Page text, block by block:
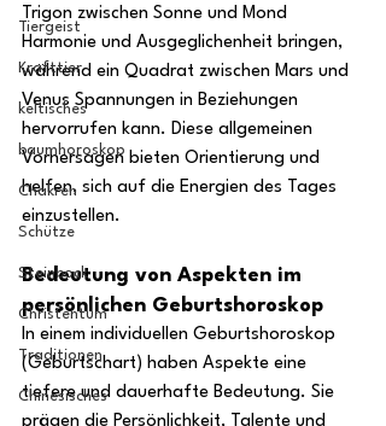
Tiergeist
Krafttier
keltisches
baumhoroskop
Chakren
Schütze
Steinbock
Christentum
Traditionen
Chinesisches
Trigon zwischen Sonne und Mond
Harmonie und Ausgeglichenheit bringen,
während ein Quadrat zwischen Mars und
Venus Spannungen in Beziehungen
hervorrufen kann. Diese allgemeinen
Vorhersagen bieten Orientierung und
helfen, sich auf die Energien des Tages
einzustellen.
Bedeutung von Aspekten im
persönlichen Geburtshoroskop
In einem individuellen Geburtshoroskop
(Geburtschart) haben Aspekte eine
tiefere und dauerhafte Bedeutung. Sie
prägen die Persönlichkeit, Talente und